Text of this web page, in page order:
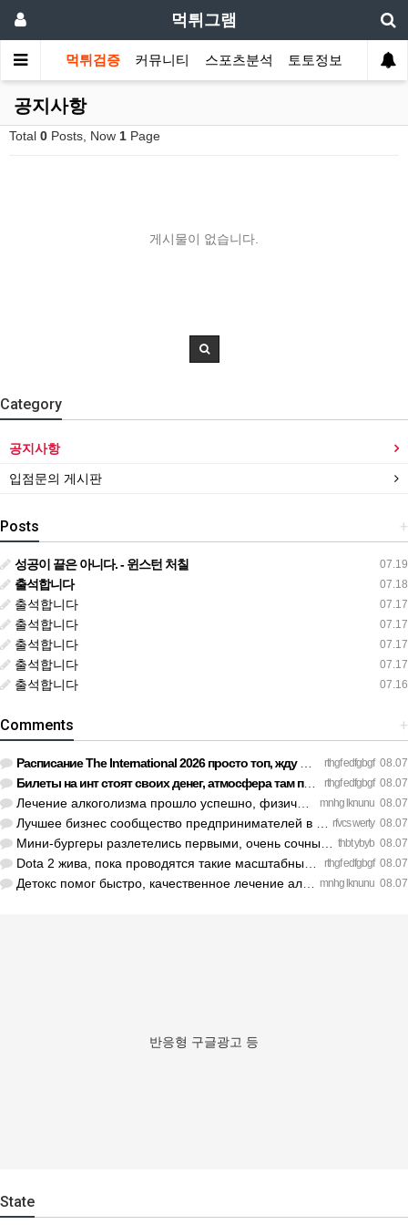
먹튀그램
먹튀검증 커뮤니티 스포츠분석 토토정보
공지사항
Total 0 Posts, Now 1 Page
게시물이 없습니다.
Category
공지사항
입점문의 게시판
+
Posts
07.19
성공이 끝은 아니다. - 윈스턴 처칠
07.18
출석합니다
07.17
출석합니다
07.17
출석합니다
07.17
출석합니다
07.17
출석합니다
07.16
출석합니다
+
Comments
rthgf edfgbgf 08.07
Расписание The International 2026 просто топ, жду финал! htt…
rthgf edfgbgf 08.07
Билеты на инт стоят своих денег, атмосфера там просто непере…
mnhg lknunu 08.07
Лечение алкоголизма прошло успешно, физической тяги больше н…
rfvcs werty 08.07
Лучшее бизнес сообщество предпринимателей в Санкт-Петербурге…
thbt ybyb 08.07
Мини-бургеры разлетелись первыми, очень сочные. https://inte…
rthgf edfgbgf 08.07
Dota 2 жива, пока проводятся такие масштабные турниры. https…
mnhg lknunu 08.07
Детокс помог быстро, качественное лечение алкоголизма Санкт-…
반응형 구글광고 등
State